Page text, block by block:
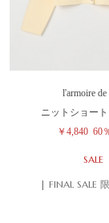
l'armoire de
ニットショー
￥4,840 60
SALE
| FINAL SALE